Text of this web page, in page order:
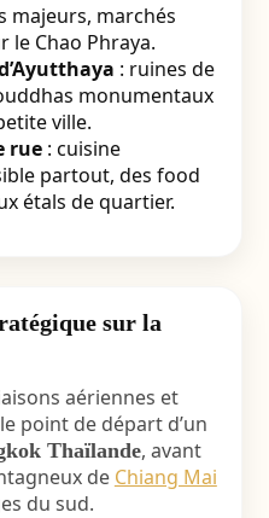
majeurs, marchés
le Chao Phraya.
: ruines de
monumentaux
ville.
rue: cuisine
partout, des food
étals de quartier.
sur la
aériennes et
point de départ d’un
Thaïlande, avant
de Chiang Mai
du sud.